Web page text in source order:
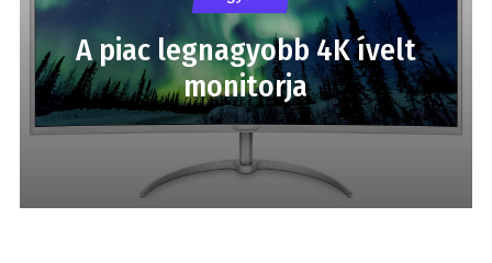
A piac legnagyobb 4K ívelt
monitorja